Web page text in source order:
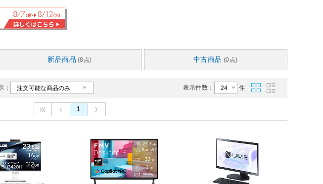
新品商品 (8点) 中古商品 (0点)
： 表示件数： 件
1